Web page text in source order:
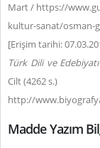
Mart / https://
kultur-sanat/
[Erişim tarihi:
Türk Dili ve
Cilt (4262 s.)
http://
Madde Yazım